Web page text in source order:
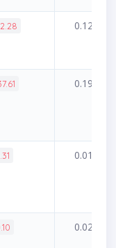
0.12%
0.19%
0.01%
0.02%